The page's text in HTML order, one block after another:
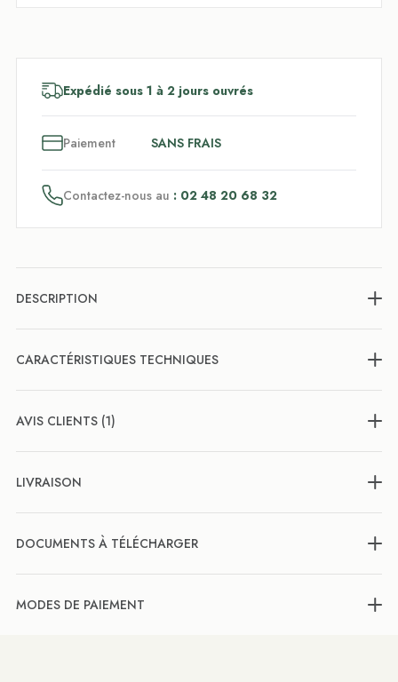
Expédié sous 1 à 2 jours ouvrés
Paiement SANS FRAIS
Contactez-nous au : 02 48 20 68 32
DESCRIPTION
CARACTÉRISTIQUES TECHNIQUES
AVIS CLIENTS (1)
LIVRAISON
DOCUMENTS À TÉLÉCHARGER
MODES DE PAIEMENT